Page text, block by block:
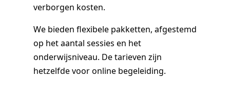
verborgen kosten.
We bieden flexibele pakketten, afgestemd
op het aantal sessies en het
onderwijsniveau. De tarieven zijn
hetzelfde voor online begeleiding.